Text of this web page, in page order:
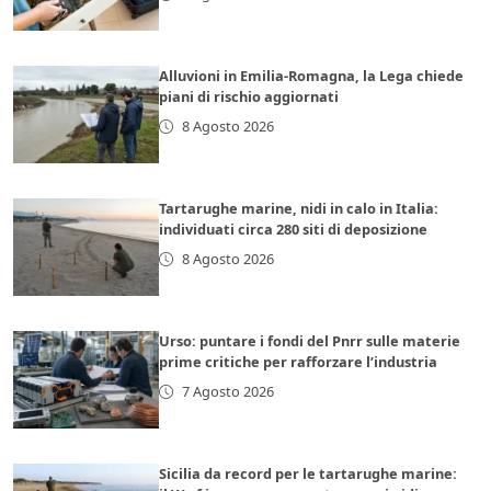
Alluvioni in Emilia-Romagna, la Lega chiede
piani di rischio aggiornati
8 Agosto 2026
Tartarughe marine, nidi in calo in Italia:
individuati circa 280 siti di deposizione
8 Agosto 2026
Urso: puntare i fondi del Pnrr sulle materie
prime critiche per rafforzare l’industria
7 Agosto 2026
Sicilia da record per le tartarughe marine: